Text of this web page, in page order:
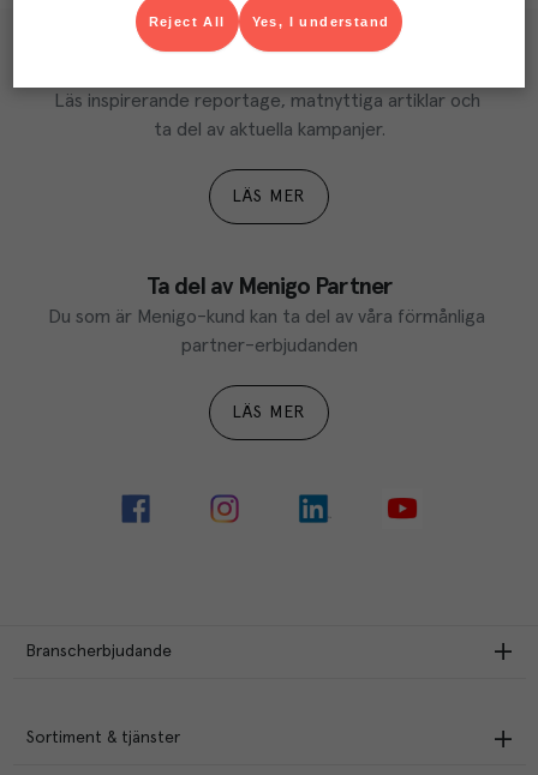
Läs inspirerande reportage, matnyttiga artiklar och
ta del av aktuella kampanjer.
LÄS MER
Ta del av Menigo Partner
Du som är Menigo-kund kan ta del av våra förmånliga
partner-erbjudanden
LÄS MER
Branscherbjudande
Sortiment & tjänster
Yes, I understand
Reject All